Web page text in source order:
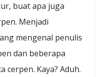
buat apa juga
Menjadi
mengenal penulis
dan beberapa
cerpen. Kaya? Aduh.